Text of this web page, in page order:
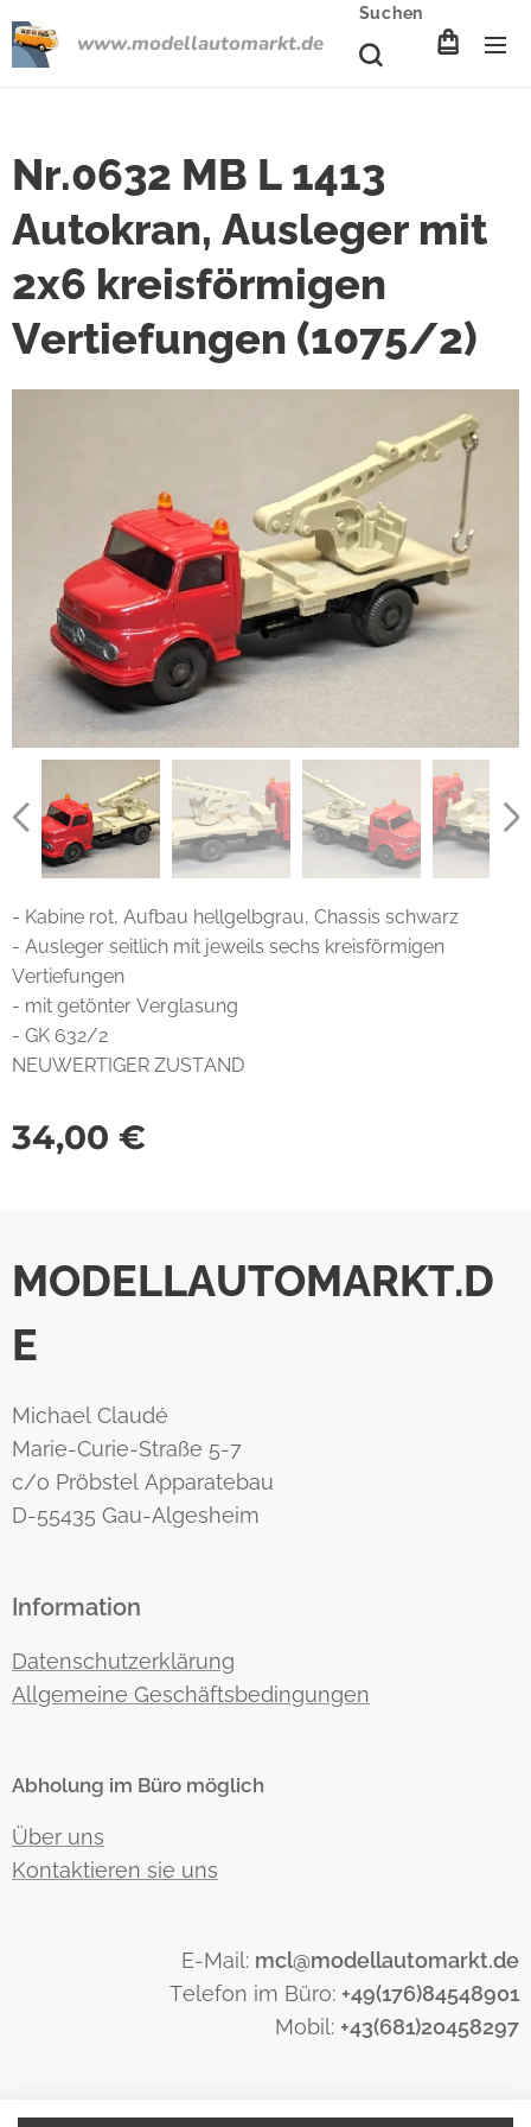
www.modellautomarkt.de
Suchen
Nr.0632 MB L 1413
Autokran, Ausleger mit
2x6 kreisförmigen
Vertiefungen (1075/2)
- Kabine rot, Aufbau hellgelbgrau, Chassis schwarz
- Ausleger seitlich mit jeweils sechs kreisförmigen
Vertiefungen
- mit getönter Verglasung
- GK 632/2
NEUWERTIGER ZUSTAND
34,00 €
MODELLAUTOMARKT.D
E
Michael Claudé
Marie-Curie-Straße 5-7
c/o Pröbstel Apparatebau
D-55435 Gau-Algesheim
Information
Datenschutzerklärung
Allgemeine Geschäftsbedingungen
Abholung im Büro möglich
Über uns
Kontaktieren sie uns
E-Mail: mcl@modellautomarkt.de
Telefon im Büro: +49(176)84548901
Mobil: +43(681)20458297